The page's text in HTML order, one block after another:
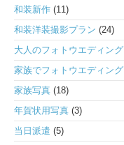
和装新作 (11)
和装洋装撮影プラン (24)
大人のフォトウエディング
家族でフォトウエディング
家族写真 (18)
年賀状用写真 (3)
当日派遣 (5)